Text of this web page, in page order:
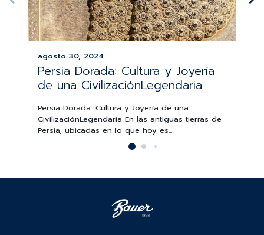
agosto 30, 2024
Persia Dorada: Cultura y Joyería
de una CivilizaciónLegendaria
Persia Dorada: Cultura y Joyería de una
CivilizaciónLegendaria En las antiguas tierras de
Persia, ubicadas en lo que hoy es...